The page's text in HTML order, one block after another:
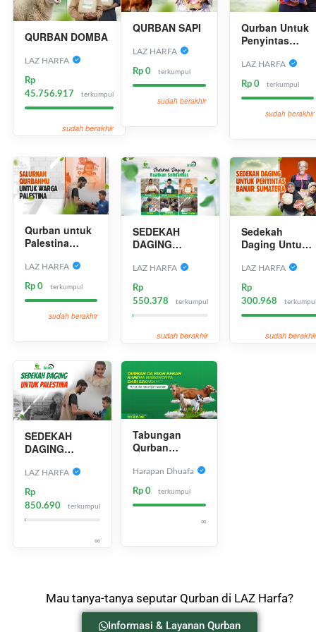
QURBAN DOMBA
LAZ HARFA
Rp
45.756.917
terkumpul
sudah berakhir
QURBAN SAPI
LAZ HARFA
Rp 0 terkumpul
sudah berakhir
Qurban Untuk
Penyintas
Sumatera
LAZ HARFA
Rp 0 terkumpul
sudah berakhir
Qurban untuk
Palestina
Harapan di
Atas
Reruntuhan
LAZ HARFA
Rp 0 terkumpul
sudah berakhir
SEDEKAH
DAGING
SESAMA
LAZ HARFA
Rp
550.378
terkumpul
sudah berakhir
Sedekah
Daging Untuk
Banjir
Sumatera
LAZ HARFA
Rp
300.968
terkumpul
sudah berakhir
SEDEKAH
DAGING
PALESTINA
LAZ HARFA
Rp
850.690
terkumpul
∞
Tabungan
Qurban
Dhuafa
Harapan Dhuafa
Rp 0 terkumpul
∞
Mau tanya-tanya seputar Qurban di LAZ Harfa?
Informasi & Layanan Qurban